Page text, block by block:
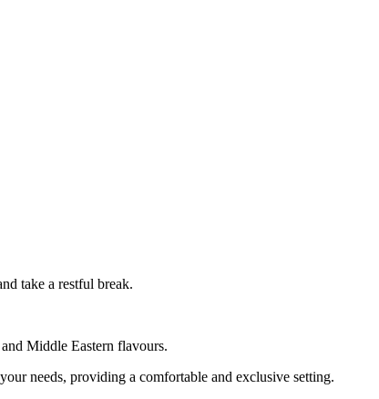
take a restful break.
Middle Eastern flavours.
needs, providing a comfortable and exclusive setting.